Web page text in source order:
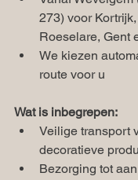
273) voor
Roeselare, Gent
We kiezen
route voor u
Wat is inbegrepen:
Veilige transport
decoratieve
Bezorging tot